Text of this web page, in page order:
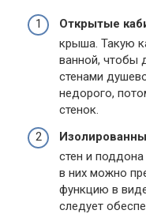
Открытые
крыша. Такую
ванной, чтобы
стенами
недорого,
стенок.
стен и
в них можно
функцию в
следует